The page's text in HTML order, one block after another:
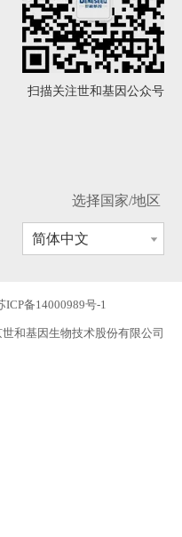
扫描关注世和基因公众号
选择国家/地区
简体中文
ICP备14000989号-1
和基因生物技术股份有限公司